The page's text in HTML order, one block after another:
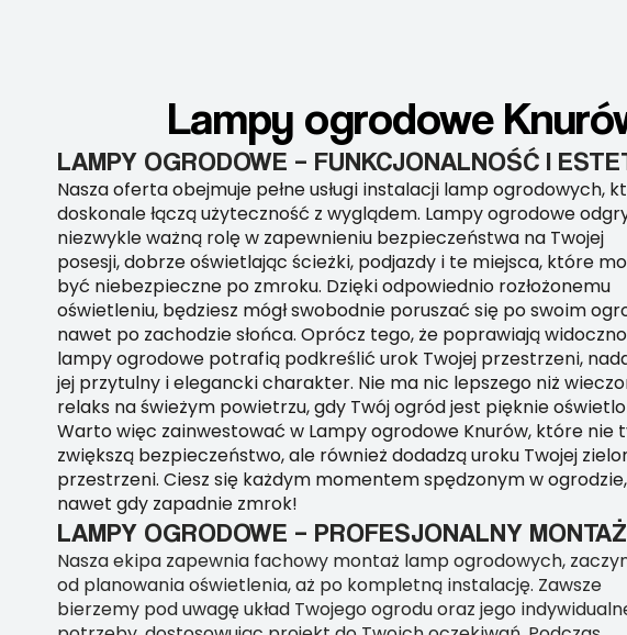
Lampy ogrodowe
LAMPY OGRODOWE – FUNKCJONALNOŚĆ I
Nasza oferta obejmuje pełne usługi instalacji lamp ogrodowych,
doskonale łączą użyteczność z wyglądem. Lampy ogrodowe
niezwykle ważną rolę w zapewnieniu bezpieczeństwa na Twojej
posesji, dobrze oświetlając ścieżki, podjazdy i te miejsca, które
być niebezpieczne po zmroku. Dzięki odpowiednio rozłożonemu
oświetleniu, będziesz mógł swobodnie poruszać się po swoim
nawet po zachodzie słońca. Oprócz tego, że poprawiają
lampy ogrodowe potrafią podkreślić urok Twojej przestrzeni,
jej przytulny i elegancki charakter. Nie ma nic lepszego niż
relaks na świeżym powietrzu, gdy Twój ogród jest pięknie
Warto więc zainwestować w Lampy ogrodowe Knurów, które nie
zwiększą bezpieczeństwo, ale również dodadzą uroku Twojej
przestrzeni. Ciesz się każdym momentem spędzonym w ogrodzie,
nawet gdy zapadnie zmrok!
LAMPY OGRODOWE – PROFESJONALNY MONTAŻ
Nasza ekipa zapewnia fachowy montaż lamp ogrodowych,
od planowania oświetlenia, aż po kompletną instalację. Zawsze
bierzemy pod uwagę układ Twojego ogrodu oraz jego